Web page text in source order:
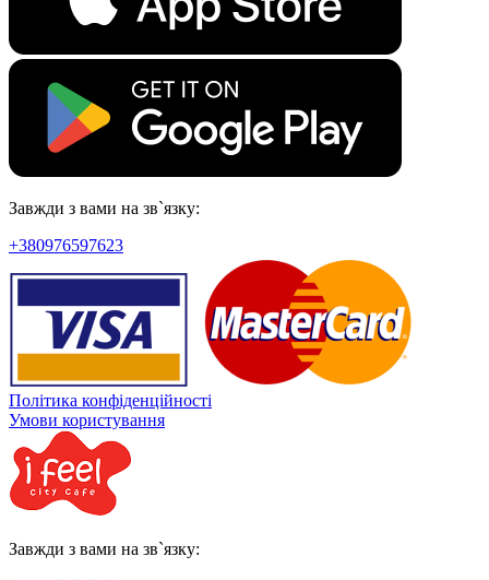
Завжди з вами на зв`язку:
+380976597623
Політика конфіденційності
Умови користування
Завжди з вами на зв`язку: